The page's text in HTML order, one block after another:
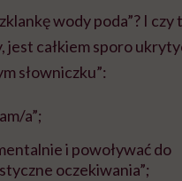
wody poda”? I czy
całkiem sporo
słowniczku”:
a”;
i powoływać do
oczekiwania”;